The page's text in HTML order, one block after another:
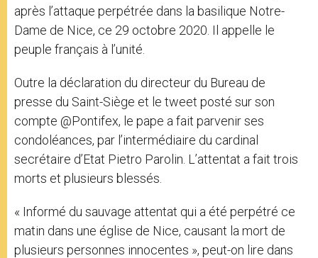
après l’attaque perpétrée dans la basilique Notre-
Dame de Nice, ce 29 octobre 2020. Il appelle le
peuple français à l’unité.
Outre la déclaration du directeur du Bureau de
presse du Saint-Siège et le tweet posté sur son
compte @Pontifex, le pape a fait parvenir ses
condoléances, par l’intermédiaire du cardinal
secrétaire d’Etat Pietro Parolin. L’attentat a fait trois
morts et plusieurs blessés.
« Informé du sauvage attentat qui a été perpétré ce
matin dans une église de Nice, causant la mort de
plusieurs personnes innocentes », peut-on lire dans